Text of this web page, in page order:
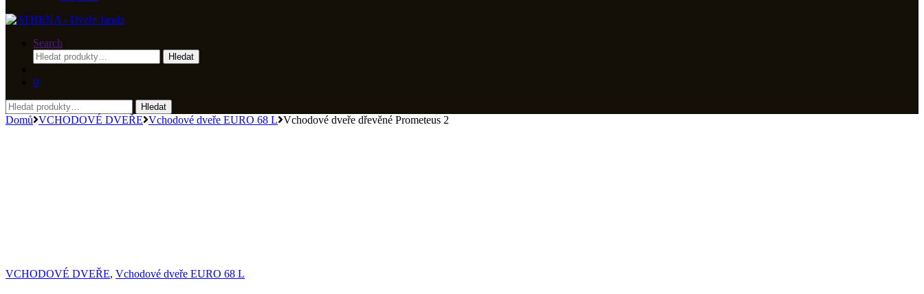
Search
Hledat:
Hledat
0
Hledat:
Hledat
Domů VCHODOVÉ DVEŘE Vchodové dveře EURO 68 L Vchodové dveře dřevěné Prometeus 2
VCHODOVÉ DVEŘE, Vchodové dveře EURO 68 L